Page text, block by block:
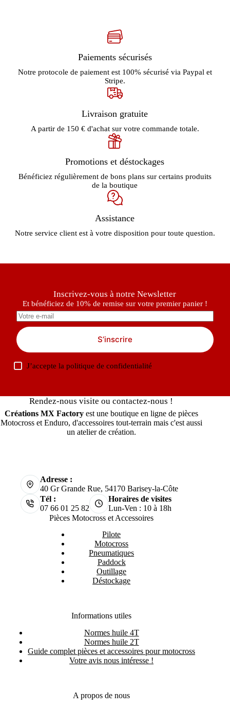
Paiements sécurisés
Notre protocole de paiement est 100% sécurisé via Paypal et
Stripe.
Livraison gratuite
A partir de 150 € d'achat sur votre commande totale.
Promotions et déstockages
Bénéficiez régulièrement de bons plans sur certains produits
de la boutique
Assistance
Notre service client est à votre disposition pour toute question.
Inscrivez-vous à notre Newsletter
Et bénéficiez de 10% de remise sur votre premier panier !
S’inscrire
J’accepte lapolitique de confidentialité
Rendez-nous visite ou contactez-nous !
Créations MX Factoryest une boutique en ligne de pièces
Motocross et Enduro, d'accessoires tout-terrain mais c'est aussi
un atelier de création.
Adresse :
40 Gr Grande Rue, 54170 Barisey-la-Côte
Tél :
07 66 01 25 82
Horaires de visites
Lun-Ven : 10 à 18h
Pièces Motocross et Accessoires
Pilote
Motocross
Pneumatiques
Paddock
Outillage
Déstockage
Informations utiles
Normes huile 4T
Normes huile 2T
Guide complet pièces et accessoires pour motocross
Votre avis nous intéresse !
A propos de nous